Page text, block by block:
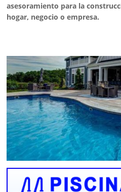
asesoramiento para la
hogar, negocio o empresa.